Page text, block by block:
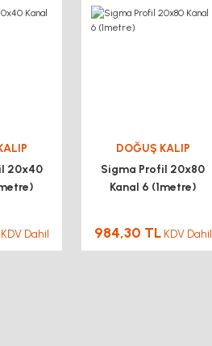
20x40
KDV Dahil
DOĞUŞ KALIP
Sigma Profil 20x80
Kanal 6 (1metre)
984,30 TL KDV Dahil